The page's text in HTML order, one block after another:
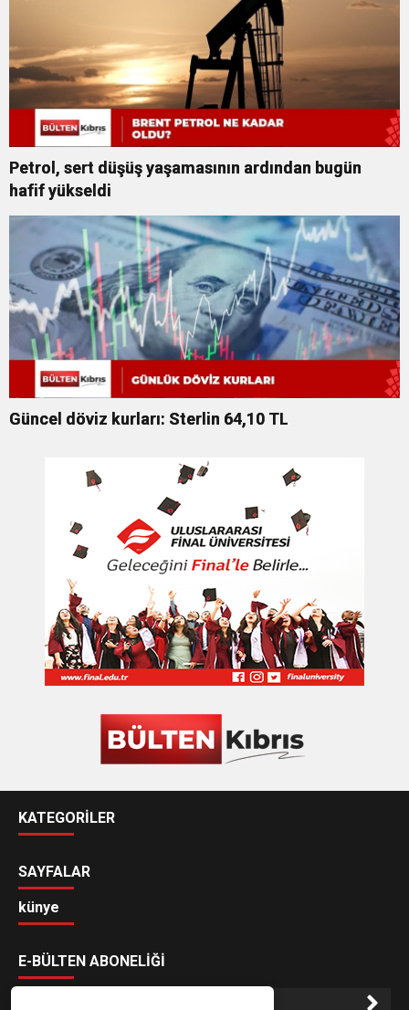
Petrol, sert düşüş yaşamasının ardından bugün
hafif yükseldi
Güncel döviz kurları: Sterlin 64,10 TL
KATEGORİLER
SAYFALAR
künye
E-BÜLTEN ABONELİĞİ